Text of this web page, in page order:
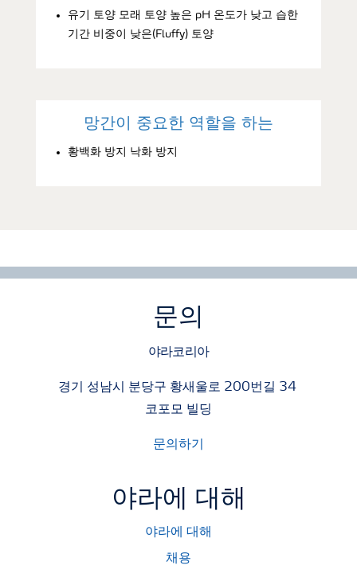
유기 토양 모래 토양 높은 pH 온도가 낮고 습한
기간 비중이 낮은(Fluffy) 토양
망간이 중요한 역할을 하는
황백화 방지 낙화 방지
문의
야라코리아
경기 성남시 분당구 황새울로 200번길 34
코포모 빌딩
문의하기
야라에 대해
야라에 대해
채용